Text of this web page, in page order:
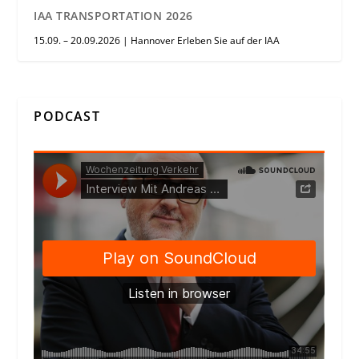
IAA TRANSPORTATION 2026
15.09. – 20.09.2026 | Hannover Erleben Sie auf der IAA
PODCAST